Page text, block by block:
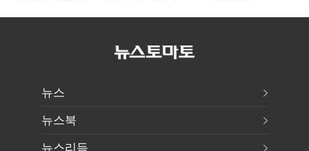
규모 자사주 매입
급증
룰' 경고장…
뉴스
뉴스북
뉴스리듬